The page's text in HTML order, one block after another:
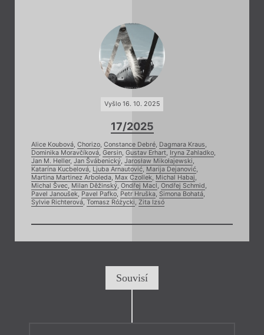
Vyšlo 16. 10. 2025
17/2025
Alice Koubová, Chorizo, Constance Debré, Dagmara Kraus,
Dominika Moravčíková, Gersin, Gustav Erhart, Iryna Zahladko,
Jan M. Heller, Jan Švábenický, Jarosław Mikołajewski,
Katarína Kucbelová, Ljuba Arnautović, Marija Dejanović,
Martina Martinez Arboleda, Max Czollek, Michal Habaj,
Michal Švec, Milan Děžinský, Ondřej Macl , Ondřej Schmid ,
Pavel Janoušek, Pavel Pafko, Petr Hruška, Simona Bohatá,
Sylvie Richterová, Tomasz Różycki, Zita Izsó
Souvisí